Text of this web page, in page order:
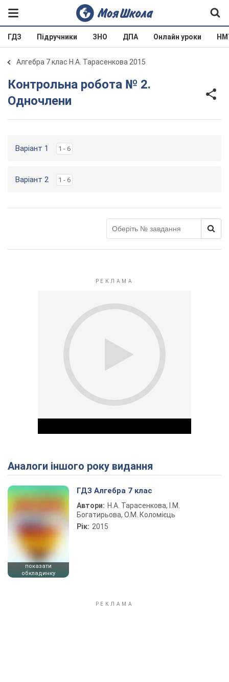
ГДЗ Підручники ЗНО ДПА Онлайн уроки
Алгебра 7 клас Н.А. Тарасенкова 2015
Контрольна робота № 2.
Одночлени
Варіант 1 1 - 6
Варіант 2 1 - 6
Play Video
Аналоги іншого року видання
показати
обкладинку
ГДЗ Алгебра 7 клас
Автори: Н.А. Тарасенкова, І.М.
Богатирьова, О.М. Коломієць
Рік: 2015